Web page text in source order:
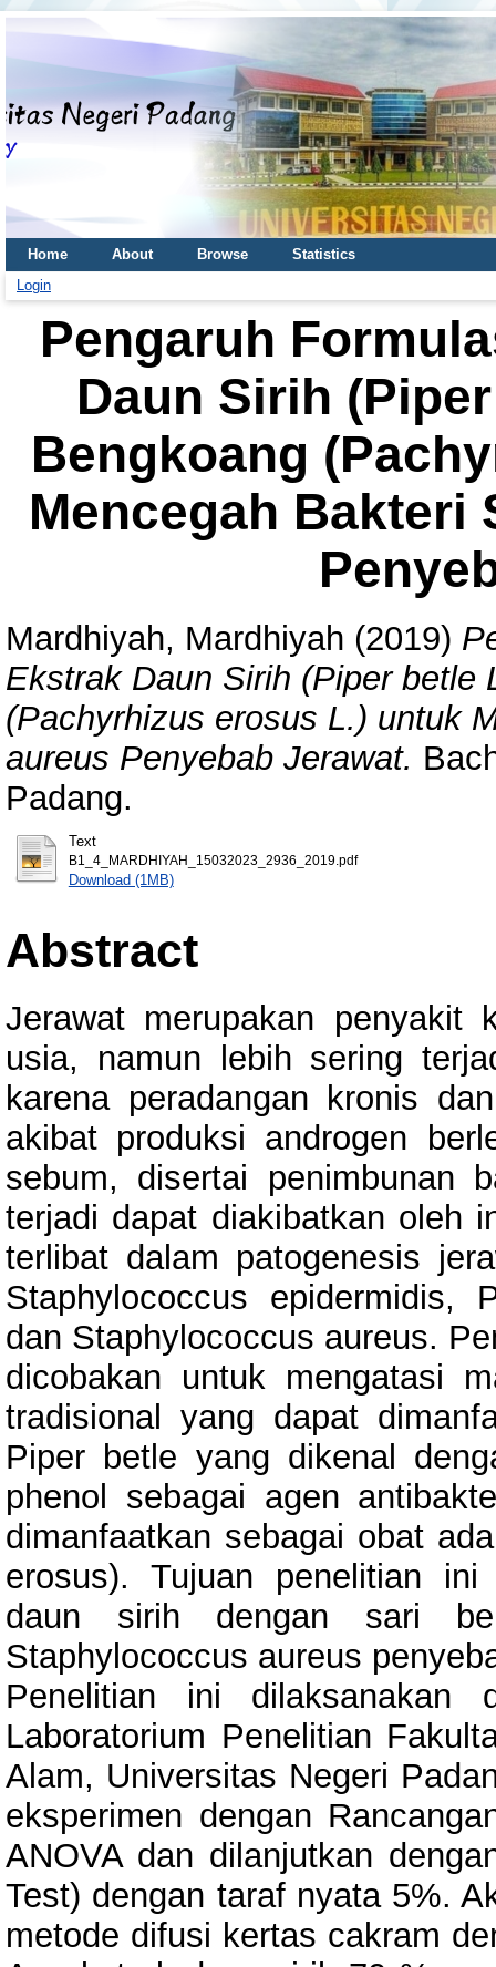
Home About Browse
Statistics
Login
Pengaruh
Daun Sirih
Bengkoang
Mencegah Bakteri
Mardhiyah, Mardhiyah (2019)
Ekstrak Daun Sirih (Piper betle
(Pachyrhizus erosus L.) untuk
aureus Penyebab Jerawat.
Padang.
Text
B1_4_MARDHIYAH_15032023_2936_2019.pdf
Download (1MB)
Abstract
Jerawat merupakan penyakit
usia, namun lebih sering
karena peradangan kronis
akibat produksi androgen
sebum, disertai penimbunan
terjadi dapat diakibatkan oleh
terlibat dalam patogenesis
Staphylococcus epidermidis,
dan Staphylococcus aureus.
dicobakan untuk mengatasi
tradisional yang dapat
Piper betle yang dikenal
phenol sebagai agen
dimanfaatkan sebagai obat
erosus). Tujuan penelitian
daun sirih dengan sari
Staphylococcus aureus
Penelitian ini
Laboratorium Penelitian
Alam, Universitas Negeri
eksperimen dengan
ANOVA dan dilanjutkan
Test) dengan taraf nyata 5%.
metode difusi kertas cakram